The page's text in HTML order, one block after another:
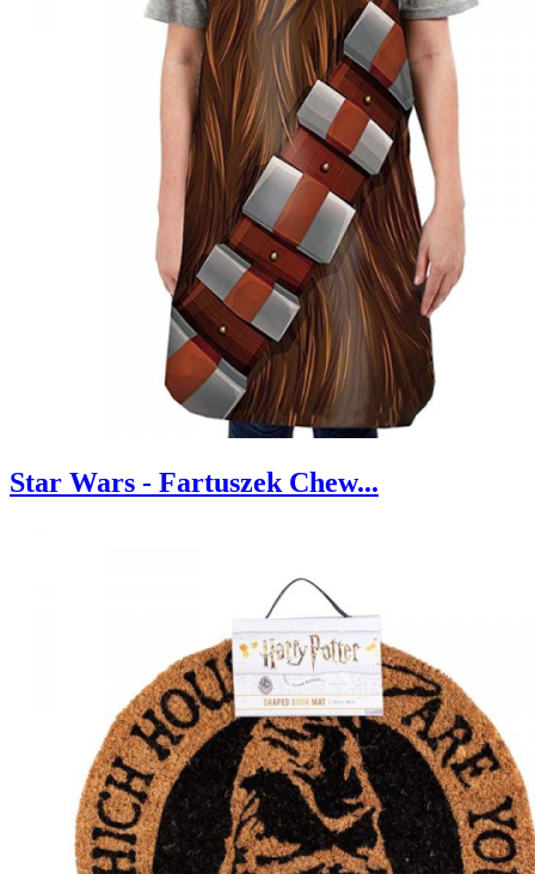
Star Wars - Fartuszek Chew...